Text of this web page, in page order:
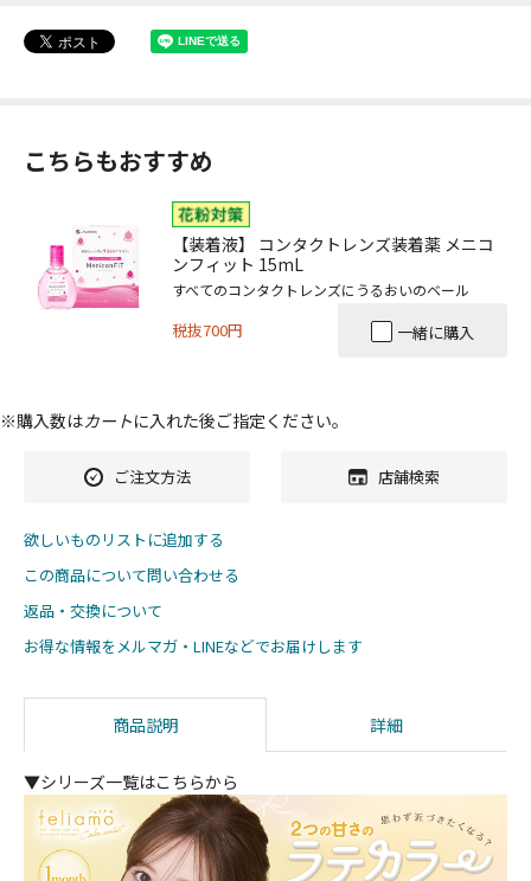
こちらもおすすめ
【装着液】 コンタクトレンズ装着薬 メニコ
ンフィット 15mL
すべてのコンタクトレンズにうるおいのベール
税抜700円 一緒に購入
※購入数はカートに入れた後ご指定ください。
ご注文方法 店舗検索
欲しいものリストに追加する
この商品について問い合わせる
返品・交換について
お得な情報をメルマガ・LINEなどでお届けします
商品説明 詳細
▼シリーズ一覧はこちらから